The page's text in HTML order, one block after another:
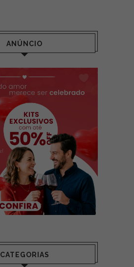
ANÚNCIO
CATEGORIAS